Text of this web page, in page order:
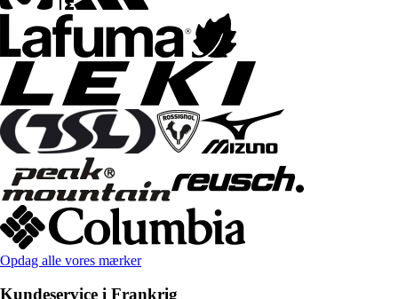
Opdag alle vores mærker
Kundeservice i Frankrig